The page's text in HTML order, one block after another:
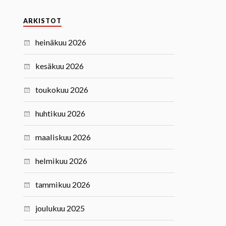
ARKISTOT
heinäkuu 2026
kesäkuu 2026
toukokuu 2026
huhtikuu 2026
maaliskuu 2026
helmikuu 2026
tammikuu 2026
joulukuu 2025